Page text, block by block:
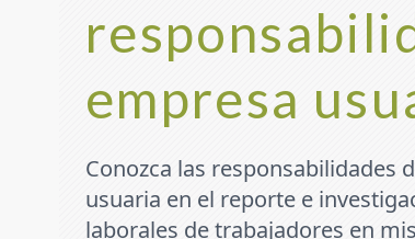
empresa
Conozca las responsabilidades
usuaria en el reporte e
laborales de trabajadores en